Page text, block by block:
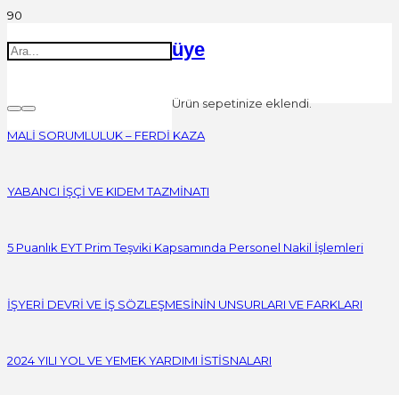
üye
Ürün sepetinize eklendi.
MALİ SORUMLULUK – FERDİ KAZA
YABANCI İŞÇİ VE KIDEM TAZMİNATI
5 Puanlık EYT Prim Teşviki Kapsamında Personel Nakil İşlemleri
İŞYERİ DEVRİ VE İŞ SÖZLEŞMESİNİN UNSURLARI VE FARKLARI
2024 YILI YOL VE YEMEK YARDIMI İSTİSNALARI